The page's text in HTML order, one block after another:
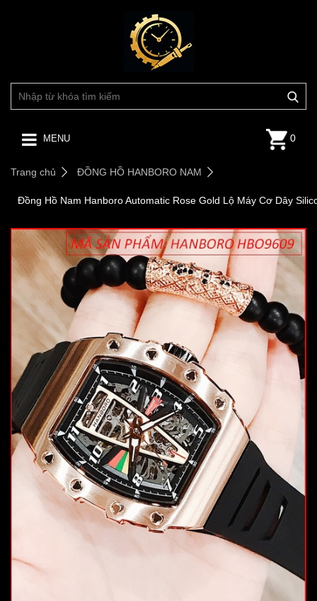
MENU 0
Trang chủ ĐỒNG HỒ HANBORO NAM
Đồng Hồ Nam Hanboro Automatic Rose Gold Lộ Máy Cơ Dây